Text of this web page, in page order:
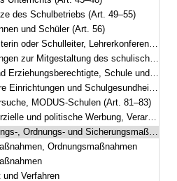
des Schulbetriebs (Art. 49–55)
und Schüler (Art. 56)
Lehrerkonferenz, Lehrkräfte und sonstiges Personal (Art. 57–61)
des schulischen Lebens (Art. 62–73)
Schule und Arbeitgeber (Art. 74–77)
und Schulgesundheit (Art. 78–80)
MODUS-Schulen (Art. 81–83)
Werbung, Verarbeitung personenbezogener Daten (Art. 84–85a)
und Sicherungsmaßnahmen (Art. 86–88a)
Ordnungsmaßnahmen
Verfahren